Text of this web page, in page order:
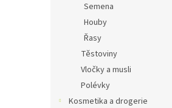
Semena
Houby
Řasy
Těstoviny
Vločky a musli
Polévky
Kosmetika a drogerie